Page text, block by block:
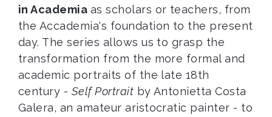
in Academia as scholars or teachers, from
the Accademia's foundation to the present
day. The series allows us to grasp the
transformation from the more formal and
academic portraits of the late 18th
century - Self Portrait by Antonietta Costa
Galera, an amateur aristocratic painter - to